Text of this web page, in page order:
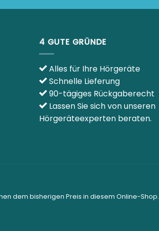
4 GUTE GRÜNDE
Alles für Ihre Hörgeräte
Schnelle Lieferung
90-tägiges Rückgaberecht
Lassen Sie sich von unseren
Hörgeräteexperten beraten.
dem bisherigen Preis in diesem Online-Shop.